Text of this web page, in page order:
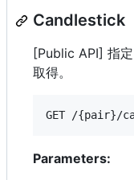
Candlestick
[Public API] 指
取得。
GET /{pair}/
Parameters: